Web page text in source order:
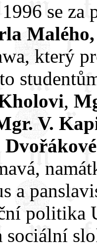
se
který
,
V.
Dvořákové
a
politika
sociální